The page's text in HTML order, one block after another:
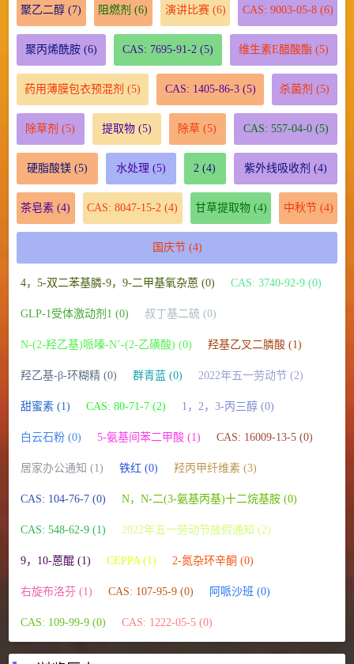
聚乙二醇 (7) 阻燃剂 (6) 演讲比赛(6) CAS: 9003-05-8(6)
聚丙烯酰胺(6) CAS: 7695-91-2 (5) 维生素E醋酸酯 (5)
药用薄膜包衣预混剂 (5) CAS: 1405-86-3(5) 杀菌剂 (5)
除草剂 (5) 提取物(5) 除草 (5) CAS: 557-04-0(5)
硬脂酸镁(5) 水处理 (5) 2 (4) 紫外线吸收剂 (4)
茶皂素 (4) CAS: 8047-15-2 (4) 甘草提取物(4) 中秋节(4)
国庆节(4)
4，5-双二苯基膦-9，9-二甲基氧杂蒽 (0) CAS: 3740-92-9 (0)
GLP-1受体激动剂1 (0) 叔丁基二硫 (0)
N-(2-羟乙基)哌嗪-N’-(2-乙磺酸) (0) 羟基乙叉二膦酸 (1)
羟乙基-β-环糊精 (0) 群青蓝 (0) 2022年五一劳动节 (2)
甜蜜素 (1) CAS: 80-71-7 (2) 1，2，3-丙三醇 (0)
白云石粉 (0) 5-氨基间苯二甲酸 (1) CAS: 16009-13-5 (0)
居家办公通知 (1) 铁红 (0) 羟丙甲纤维素 (3)
CAS: 104-76-7 (0) N，N-二(3-氨基丙基)十二烷基胺 (0)
CAS: 548-62-9 (1) 2022年五一劳动节放假通知 (2)
9，10-蒽醌 (1) CEPPA (1) 2-氮杂环辛酮 (0)
右旋布洛芬 (1) CAS: 107-95-9 (0) 阿哌沙班 (0)
CAS: 109-99-9 (0) CAS: 1222-05-5 (0)